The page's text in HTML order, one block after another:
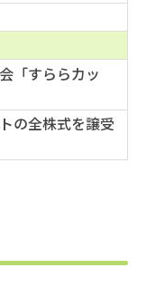
「すららカッ
の全株式を譲受